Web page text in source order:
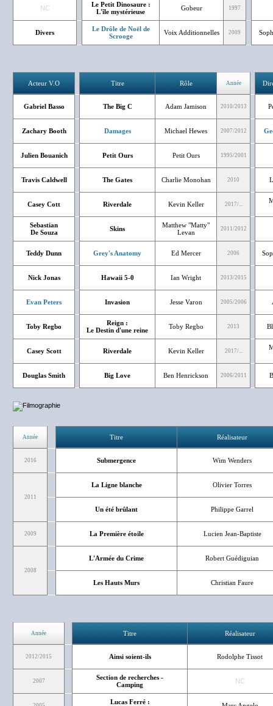
NC
Le Petit Dinosaure :
L'île mystérieuse
Gobeur 1997
Divers
Le Drôle de Noël de
Scrooge
Voix Additionnelles 2009
Acteur V.O Titre Rôle Année
Gabriel Basso The Big C Adam Jamison 2010/2013
Zachary Booth Damages Michael Hewes 2007/2012
Julien Bouanich Petit Ours Petit Ours 1995/2001
Travis Caldwell The Gates Charlie Monohan 2010
Casey Cott Riverdale Kevin Keller 2017/...
Sebastian
De Souza
Skins
Matthew "Matty"
Levan
2011/2012
Teddy Dunn Grey's Anatomy Ed Mercer 2006
Nick Jonas Hawaii 5-0 Ian Wright 2013/2015
Evan Peters Invasion Jesse Varon 2005/2006
Toby Regbo
Reign :
Le Destin d'une reine
Toby Regbo 2013
Casey Scott Riverdale Kevin Keller 2017/...
Douglas Smith Big Love Ben Henrickson 2006/2011
Année Titre Réalisateur
2016 Submergence Wim Wenders
2011
La Ligne blanche Olivier Torres
Un été brûlant Philippe Garrel
2009 La Première étoile Lucien Jean-Baptiste
2008
L'Armée du Crime Robert Guédiguian
Les Hauts Murs Christian Faure
Année Titre Réalisateur
2012/2015 Ainsi soient-ils Rodolphe Tissot
2007
Section de recherches -
Camping
NC
Lucas Ferré :